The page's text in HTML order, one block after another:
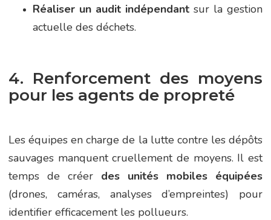
Réaliser un audit indépendant sur la gestion
actuelle des déchets.
4. Renforcement des moyens
pour les agents de propreté
Les équipes en charge de la lutte contre les dépôts
sauvages manquent cruellement de moyens. Il est
temps de créer des unités mobiles équipées
(drones, caméras, analyses d’empreintes) pour
identifier efficacement les pollueurs.